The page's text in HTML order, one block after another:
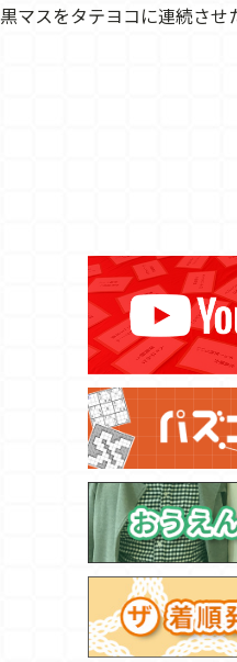
黒マスをタテヨコに連続させ